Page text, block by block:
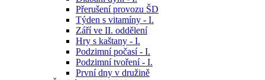
Přerušení provozu ŠD
Týden s vitamíny - I.
Září ve II. oddělení
Hry s kaštany - I.
Podzimní počasí - I.
Podzimní tvoření - I.
První dny v družině